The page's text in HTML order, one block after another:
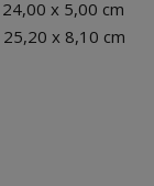
x 5,00 cm
x 8,10 cm